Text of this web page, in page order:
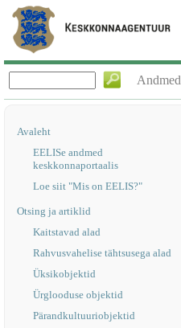
Andmed
Avaleht
EELISe andmed
keskkonnaportaalis
Loe siit "Mis on EELIS?"
Otsing ja artiklid
Kaitstavad alad
Rahvusvahelise tähtsusega alad
Üksikobjektid
Ürglooduse objektid
Pärandkultuuriobjektid